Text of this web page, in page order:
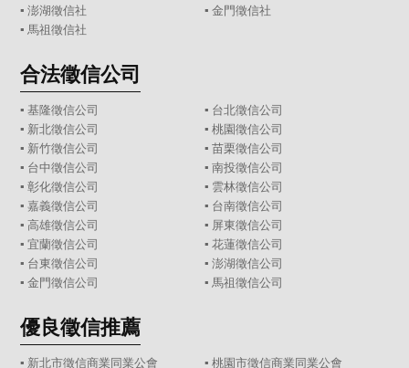
▪澎湖徵信社 ▪ 金門徵信社
▪ 馬祖徵信社
合法徵信公司
▪基隆徵信公司 ▪ 台北徵信公司
▪ 新北徵信公司 ▪ 桃園徵信公司
▪ 新竹徵信公司 ▪ 苗栗徵信公司
▪ 台中徵信公司 ▪ 南投徵信公司
▪彰化徵信公司 ▪ 雲林徵信公司
▪嘉義徵信公司 ▪ 台南徵信公司
▪高雄徵信公司 ▪ 屏東徵信公司
▪宜蘭徵信公司 ▪ 花蓮徵信公司
▪ 台東徵信公司 ▪ 澎湖徵信公司
▪金門徵信公司 ▪ 馬祖徵信公司
優良徵信推薦
▪ 新北市徵信商業同業公會 ▪ 桃園市徵信商業同業公會